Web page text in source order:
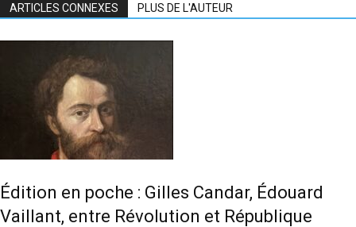
ARTICLES CONNEXES PLUS DE L'AUTEUR
Édition en poche : Gilles Candar, Édouard
Vaillant, entre Révolution et République